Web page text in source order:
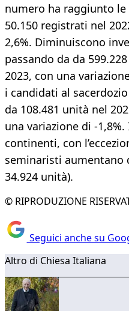
numero ha raggiunto le
50.150 registrati nel
2,6%. Diminuiscono
passando da da
2023, con una
i candidati al
da 108.481 unità nel
una variazione di -
continenti, con
seminaristi aumentano
34.924 unità).
© RIPRODUZIONE
Seguici anche su
Altro di Chiesa Italiana